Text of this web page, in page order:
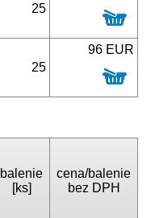
25
25
96 EUR
balenie
[ks]
cena/balenie
bez DPH